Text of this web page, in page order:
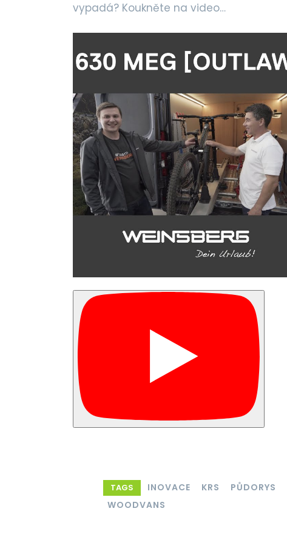
vypadá? Koukněte na video…
TAGS INOVACE KRS PŮDORYS
WOODVANS